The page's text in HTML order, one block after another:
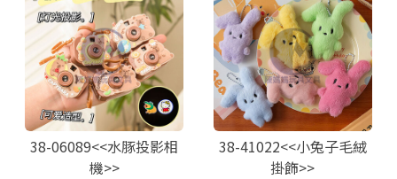
38-06089<<水豚投影相
機>>
38-41022<<小兔子毛絨
掛飾>>